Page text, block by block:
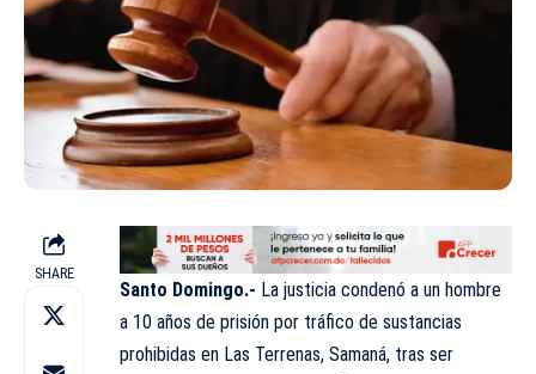
SHARE
Santo Domingo.- La justicia condenó a un hombre
a 10 años de prisión por tráfico de sustancias
prohibidas en Las Terrenas, Samaná, tras ser